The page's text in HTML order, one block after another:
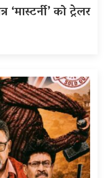
को ट्रेलर